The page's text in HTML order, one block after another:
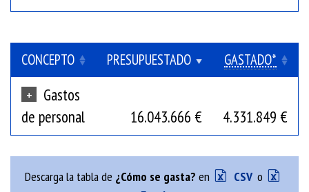
CONCEPTO PRESUPUESTADO GASTADO*
+
Gastos
de personal
16.043.666 € 4.331.849 €
Descarga la tabla de ¿Cómo se gasta? en CSV o